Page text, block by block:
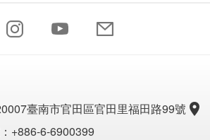
臺南市官田區官田里福田路99號
+886-6-6900399